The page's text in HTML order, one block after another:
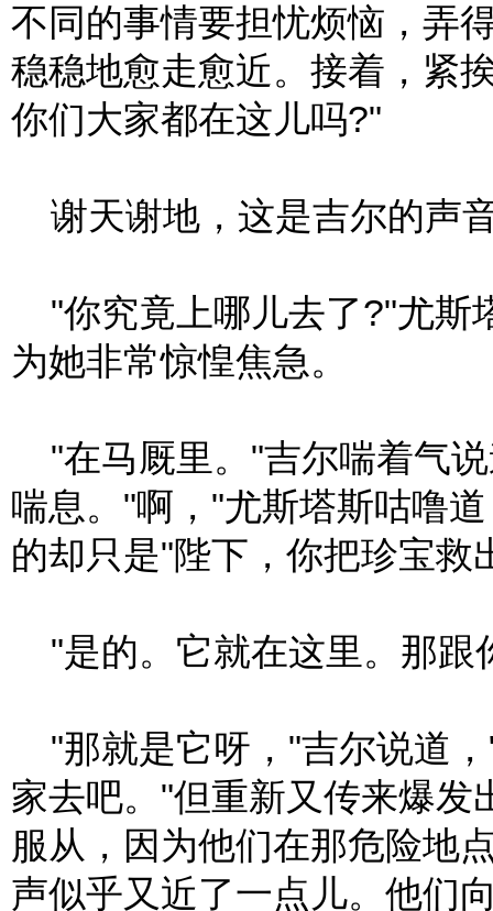
不同的事情要担忧烦恼，弄
稳稳地愈走愈近。接着，紧
你们大家都在这儿吗?"
谢天谢地，这是吉尔的声
"你究竟上哪儿去了?"尤斯
为她非常惊惶焦急。
"在马厩里。"吉尔喘着气
喘息。"啊，"尤斯塔斯咕噜
的却只是"陛下，你把珍宝救
"是的。它就在这里。那跟
"那就是它呀，"吉尔说道
家去吧。"但重新又传来爆发
服从，因为他们在那危险地
声似乎又近了一点儿。他们